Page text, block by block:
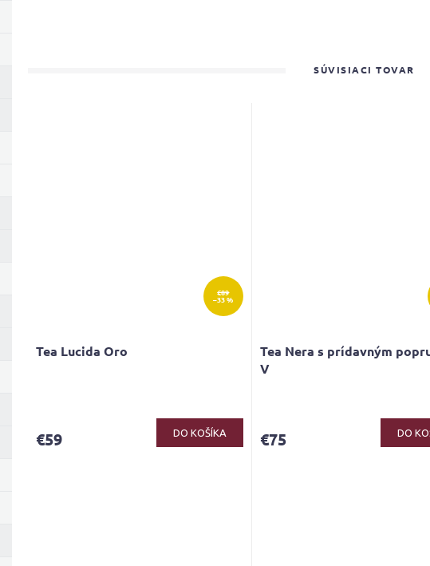
SÚVISIACI TOVAR
€89
–33 %
Tea Lucida Oro
je
€59 DO KOŠÍKA
Tea Nera s prídavným
V
€75 DO